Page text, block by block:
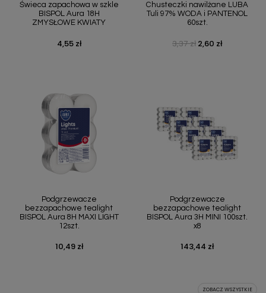
Świeca zapachowa w szkle
BISPOL Aura 18H
ZMYSŁOWE KWIATY
Cena
4,55 zł
Chusteczki nawilżane LUBA
Tuli 97% WODA i PANTENOL
60szt.
Cena podstawowa
3,37 zł Cena
2,60 zł
Podgrzewacze
bezzapachowe tealight
BISPOL Aura 8H MAXI LIGHT
12szt.
Cena
10,49 zł
Podgrzewacze
bezzapachowe tealight
BISPOL Aura 3H MINI 100szt.
x8
Cena
143,44 zł
ZOBACZ WSZYSTKIE